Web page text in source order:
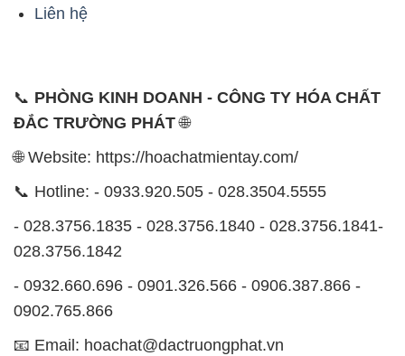
Liên hệ
📞 PHÒNG KINH DOANH - CÔNG TY HÓA CHẤT
ĐẮC TRƯỜNG PHÁT🌐
🌐 Website: https://hoachatmientay.com/
📞 Hotline: - 0933.920.505 - 028.3504.5555
- 028.3756.1835 - 028.3756.1840 - 028.3756.1841-
028.3756.1842
- 0932.660.696 - 0901.326.566 - 0906.387.866 -
0902.765.866
📧 Email: hoachat@dactruongphat.vn